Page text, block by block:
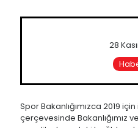
28
Spor Bakanlığımızca 2019
çerçevesinde Bakanlığımız